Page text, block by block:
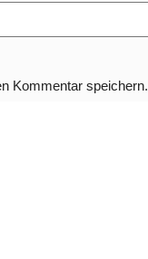
Kommentar speichern.